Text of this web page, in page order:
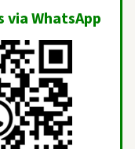
via WhatsApp